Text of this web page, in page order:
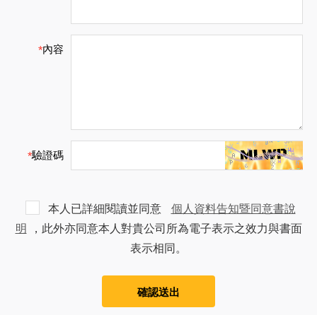
*內容
*驗證碼
本人已詳細閱讀並同意
個人資料告知暨同意書說
明
，此外亦同意本人對貴公司所為電子表示之效力與書面
表示相同。
確認送出